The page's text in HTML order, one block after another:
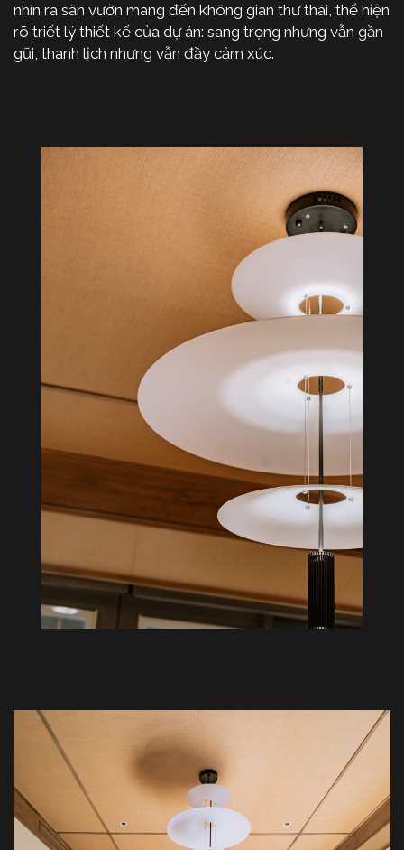
nhìn ra sân vườn mang đến không gian thư thái, thể hiện
rõ triết lý thiết kế của dự án: sang trọng nhưng vẫn gần
gũi, thanh lịch nhưng vẫn đầy cảm xúc.